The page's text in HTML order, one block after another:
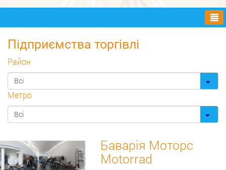
Підприємства торгівлі
Район
Метро
Баварія Моторс
Motorrad